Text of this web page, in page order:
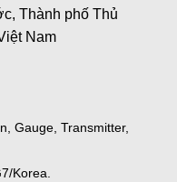
Thành phố Thủ
Nam
Gauge, Transmitter,
Korea.